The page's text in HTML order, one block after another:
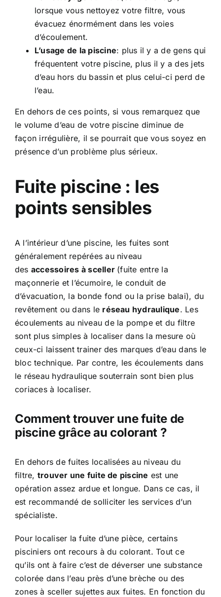
lorsque vous nettoyez votre filtre, vous
évacuez énormément dans les voies
d’écoulement.
L’usage de la piscine: plus il y a de gens qui
fréquentent votre piscine, plus il y a des jets
d’eau hors du bassin et plus celui-ci perd de
l’eau.
En dehors de ces points, si vous remarquez que
le volume d’eau de votre piscine diminue de
façon irrégulière, il se pourrait que vous soyez en
présence d’un problème plus sérieux.
Fuite piscine : les
points sensibles
A l’intérieur d’une piscine, les fuites sont
généralement repérées au niveau
des accessoires à sceller (fuite entre la
maçonnerie et l’écumoire, le conduit de
d’évacuation, la bonde fond ou la prise balai), du
revêtement ou dans le réseau hydraulique. Les
écoulements au niveau de la pompe et du filtre
sont plus simples à localiser dans la mesure où
ceux-ci laissent trainer des marques d’eau dans le
bloc technique. Par contre, les écoulements dans
le réseau hydraulique souterrain sont bien plus
coriaces à localiser.
Comment trouver une fuite de
piscine grâce au colorant ?
En dehors de fuites localisées au niveau du
filtre, trouver une fuite de piscine est une
opération assez ardue et longue. Dans ce cas, il
est recommandé de solliciter les services d’un
spécialiste.
Pour localiser la fuite d’une pièce, certains
pisciniers ont recours à du colorant. Tout ce
qu’ils ont à faire c’est de déverser une substance
colorée dans l’eau près d’une brèche ou des
zones à sceller sujettes aux fuites. En fonction du